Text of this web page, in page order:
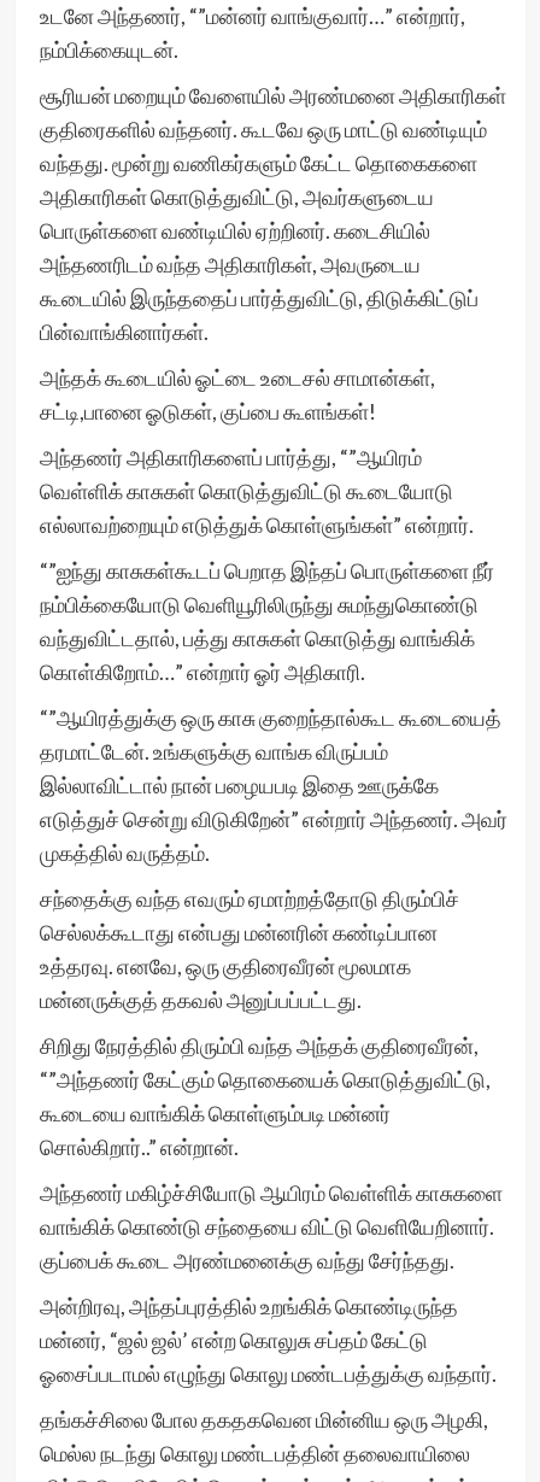
உடனே அந்தணர், “”மன்னர் வாங்குவார்…” என்றார்,
நம்பிக்கையுடன்.
சூரியன் மறையும் வேளையில் அரண்மனை அதிகாரிகள்
குதிரைகளில் வந்தனர். கூடவே ஒரு மாட்டு வண்டியும்
வந்தது. மூன்று வணிகர்களும் கேட்ட தொகைகளை
அதிகாரிகள் கொடுத்துவிட்டு, அவர்களுடைய
பொருள்களை வண்டியில் ஏற்றினர். கடைசியில்
அந்தணரிடம் வந்த அதிகாரிகள், அவருடைய
கூடையில் இருந்ததைப் பார்த்துவிட்டு, திடுக்கிட்டுப்
பின்வாங்கினார்கள்.
அந்தக் கூடையில் ஓட்டை உடைசல் சாமான்கள்,
சட்டி,பானை ஓடுகள், குப்பை கூளங்கள்!
அந்தணர் அதிகாரிகளைப் பார்த்து, “”ஆயிரம்
வெள்ளிக் காசுகள் கொடுத்துவிட்டு கூடையோடு
எல்லாவற்றையும் எடுத்துக் கொள்ளுங்கள்” என்றார்.
“”ஐந்து காசுகள்கூடப் பெறாத இந்தப் பொருள்களை நீர்
நம்பிக்கையோடு வெளியூரிலிருந்து சுமந்துகொண்டு
வந்துவிட்டதால், பத்து காசுகள் கொடுத்து வாங்கிக்
கொள்கிறோம்…” என்றார் ஓர் அதிகாரி.
“”ஆயிரத்துக்கு ஒரு காசு குறைந்தால்கூட கூடையைத்
தரமாட்டேன். உங்களுக்கு வாங்க விருப்பம்
இல்லாவிட்டால் நான் பழையபடி இதை ஊருக்கே
எடுத்துச் சென்று விடுகிறேன்” என்றார் அந்தணர். அவர்
முகத்தில் வருத்தம்.
சந்தைக்கு வந்த எவரும் ஏமாற்றத்தோடு திரும்பிச்
செல்லக்கூடாது என்பது மன்னரின் கண்டிப்பான
உத்தரவு. எனவே, ஒரு குதிரைவீரன் மூலமாக
மன்னருக்குத் தகவல் அனுப்பப்பட்டது.
சிறிது நேரத்தில் திரும்பி வந்த அந்தக் குதிரைவீரன்,
“”அந்தணர் கேட்கும் தொகையைக் கொடுத்துவிட்டு,
கூடையை வாங்கிக் கொள்ளும்படி மன்னர்
சொல்கிறார்..” என்றான்.
அந்தணர் மகிழ்ச்சியோடு ஆயிரம் வெள்ளிக் காசுகளை
வாங்கிக் கொண்டு சந்தையை விட்டு வெளியேறினார்.
குப்பைக் கூடை அரண்மனைக்கு வந்து சேர்ந்தது.
அன்றிரவு, அந்தப்புரத்தில் உறங்கிக் கொண்டிருந்த
மன்னர், “ஜல் ஜல்’ என்ற கொலுசு சப்தம் கேட்டு
ஓசைப்படாமல் எழுந்து கொலு மண்டபத்துக்கு வந்தார்.
தங்கச்சிலை போல தகதகவென மின்னிய ஒரு அழகி,
மெல்ல நடந்து கொலு மண்டபத்தின் தலைவாயிலை